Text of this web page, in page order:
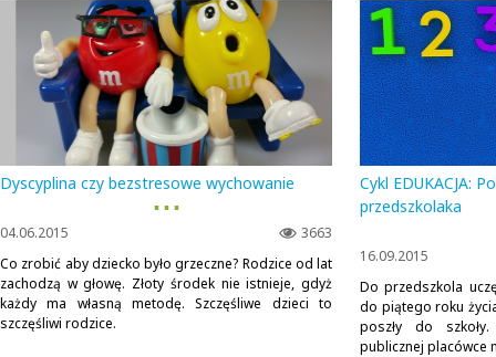
Dyscyplina czy bezstresowe wychowanie
▪ ▪ ▪
3663
04.06.2015
Co zrobić aby dziecko było grzeczne? Rodzice od lat
zachodzą w głowę. Złoty środek nie istnieje, gdyż
każdy ma własną metodę. Szczęśliwe dzieci to
szczęśliwi rodzice.
Cykl EDUKACJA:
przedszkolaka
16.09.2015
Do przedszkola
do piątego roku
poszły do
publicznej placówce